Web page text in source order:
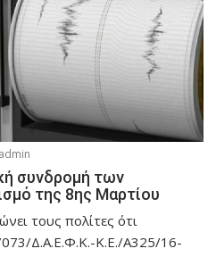
συνδρομή των
της 8ης Μαρτίου
τους πολίτες ότι
Δ.Α.Ε.Φ.Κ.-Κ.Ε./Α325/16-